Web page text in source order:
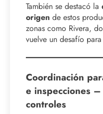
También se destacó la
origen de estos
zonas como Rivera,
vuelve un desafío
Coordinación
e inspecciones
controles